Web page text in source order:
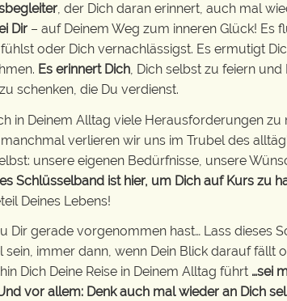
, der Dich daran erinnert, auch mal
Dir – auf Deinem Weg zum inneren Glück! Es
oder Dich vernachlässigst. Es ermutigt
Es erinnert Dich, Dich selbst zu feiern und
schenken, die Du verdienst.
in Deinem Alltag viele Herausforderungen zu
verlieren wir uns im Trubel des
unsere eigenen Bedürfnisse, unsere
Schlüsselband ist hier, um Dich auf Kurs zu
Deines Lebens!
Dir gerade vorgenommen hast… Lass dieses
sein, immer dann, wenn Dein Blick darauf fällt
Dich Deine Reise in Deinem Alltag führt …sei
vor allem: Denk auch mal wieder an Dich